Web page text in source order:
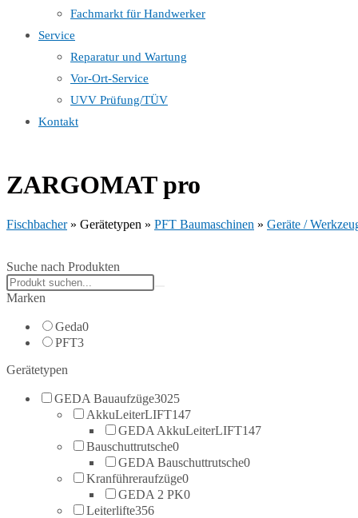
Fachmarkt für Handwerker
Service
Reparatur und Wartung
Vor-Ort-Service
UVV Prüfung/TÜV
Kontakt
ZARGOMAT pro
Fischbacher» Gerätetypen » PFT Baumaschinen » Geräte /
Suche nach Produkten
Search
products:
Marken
Geda0
PFT3
Gerätetypen
GEDA Bauaufzüge3025
AkkuLeiterLIFT147
GEDA AkkuLeiterLIFT147
Bauschuttrutsche0
GEDA Bauschuttrutsche0
Kranführeraufzüge0
GEDA 2 PK0
Leiterlifte356